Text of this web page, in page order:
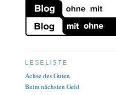
LESELISTE
Achse des Guten
Beim nächsten Geld